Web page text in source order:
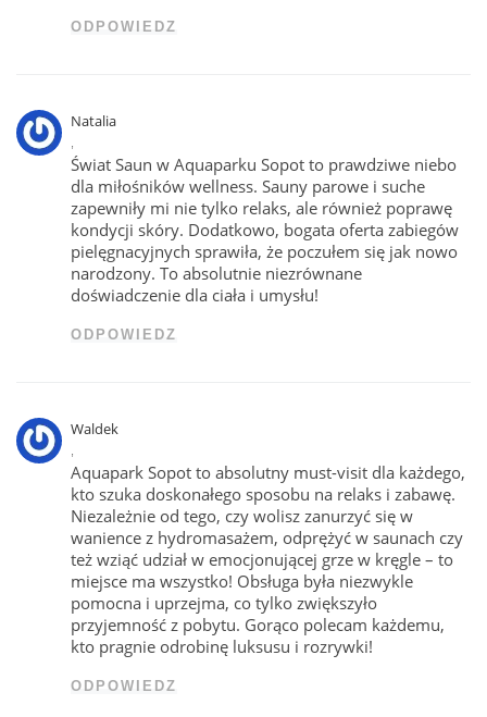
ODPOWIEDZ
Natalia
Świat Saun w Aquaparku Sopot to prawdziwe niebo
dla miłośników wellness. Sauny parowe i suche
zapewniły mi nie tylko relaks, ale również poprawę
kondycji skóry. Dodatkowo, bogata oferta zabiegów
pielęgnacyjnych sprawiła, że poczułem się jak nowo
narodzony. To absolutnie niezrównane
doświadczenie dla ciała i umysłu!
ODPOWIEDZ
Waldek
Aquapark Sopot to absolutny must-visit dla każdego,
kto szuka doskonałego sposobu na relaks i zabawę.
Niezależnie od tego, czy wolisz zanurzyć się w
wanience z hydromasażem, odprężyć w saunach czy
też wziąć udział w emocjonującej grze w kręgle – to
miejsce ma wszystko! Obsługa była niezwykle
pomocna i uprzejma, co tylko zwiększyło
przyjemność z pobytu. Gorąco polecam każdemu,
kto pragnie odrobinę luksusu i rozrywki!
ODPOWIEDZ